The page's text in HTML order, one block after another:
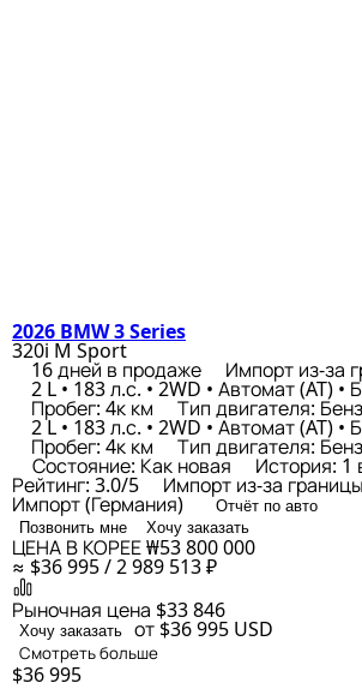
2026 BMW 3 Series
320i M Sport
16 дней в продаже Импорт из-за
2 L • 183 л.с. • 2WD • Автомат (AT) •
Пробег: 4к км Тип двигателя:
2 L • 183 л.с. • 2WD • Автомат (AT) •
Пробег: 4к км Тип двигателя:
Состояние: Как новая История: 1
Рейтинг: 3.0/5 Импорт из-за
Импорт (Германия)
Отчёт по авто
Позвонить мне
Хочу заказать
ЦЕНА В КОРЕЕ₩53 800 000
≈ $36 995 / 2 989 513 ₽
Рыночная цена $33 846
Хочу заказать от $36 995 USD
Смотреть больше
$36 995